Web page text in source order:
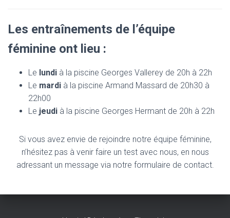
Les entraînements de l’équipe
féminine ont lieu :
Le lundi à la piscine Georges Vallerey de 20h à 22h
Le mardi à la piscine Armand Massard de 20h30 à
22h00
Le jeudi à la piscine Georges Hermant de 20h à 22h
Si vous avez envie de rejoindre notre équipe féminine,
n’hésitez pas à venir faire un test avec nous, en nous
adressant un message via notre formulaire de contact.